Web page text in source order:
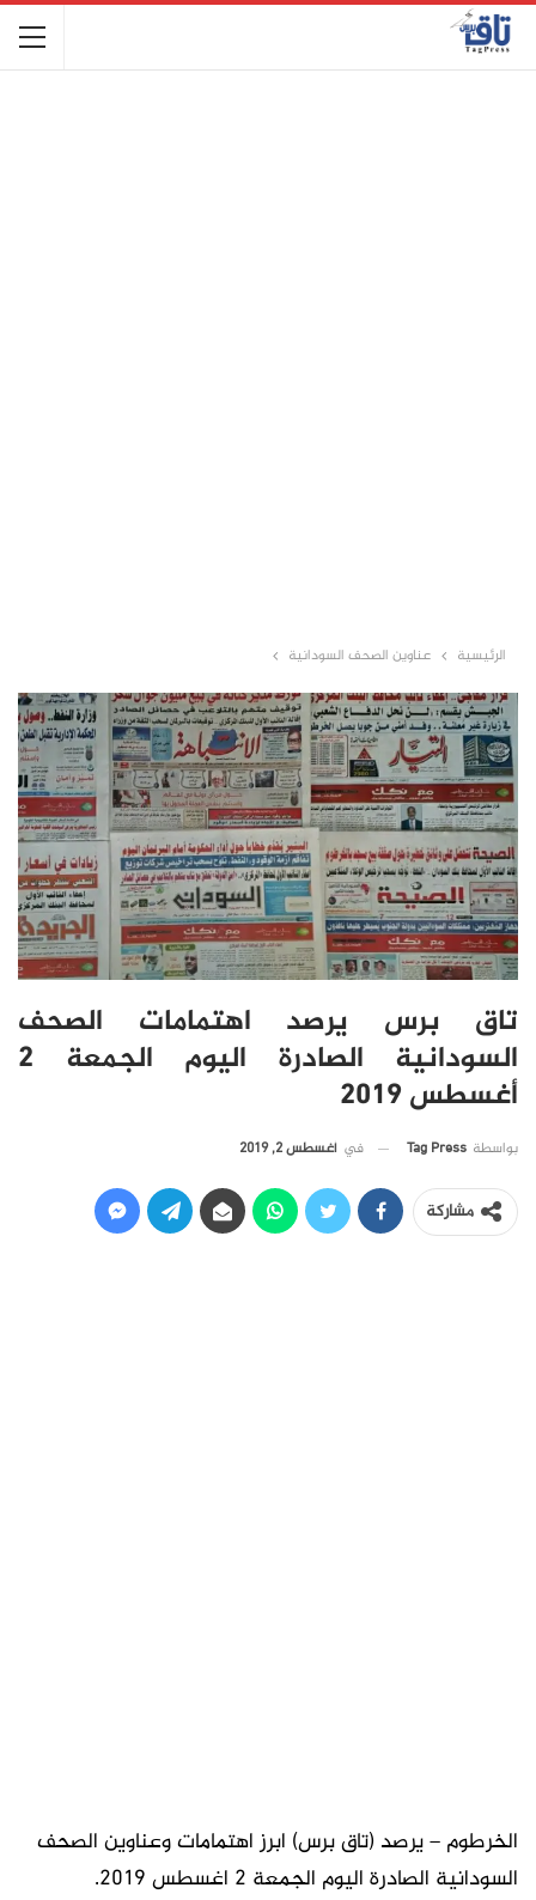
الرئيسية عناوين الصحف السودانية
تاق برس يرصد اهتمامات الصحف
السودانية الصادرة اليوم الجمعة 2
أغسطس 2019
بواسطة Tag Press في أغسطس 2, 2019
مشاركة
الخرطوم – يرصد (تاق برس) ابرز اهتمامات وعناوين الصحف
السودانية الصادرة اليوم الجمعة 2 اغسطس 2019.